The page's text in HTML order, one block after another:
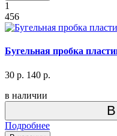
1
456
Бугельная пробка
30 р. 140 р.
в наличии
В
Подробнее